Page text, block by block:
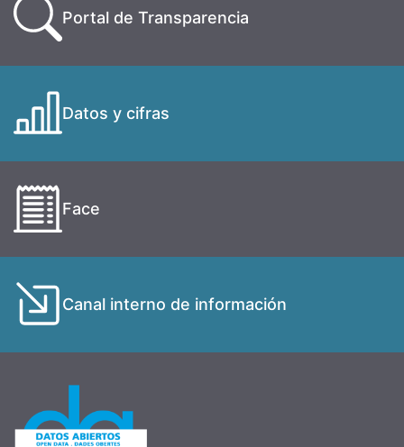
Portal de Transparencia
Datos y cifras
Face
Canal interno de información